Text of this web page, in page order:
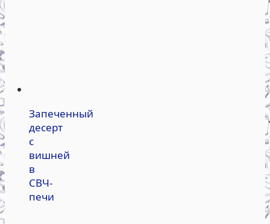
Запеченный
десерт
с
вишней
в
СВЧ-
печи